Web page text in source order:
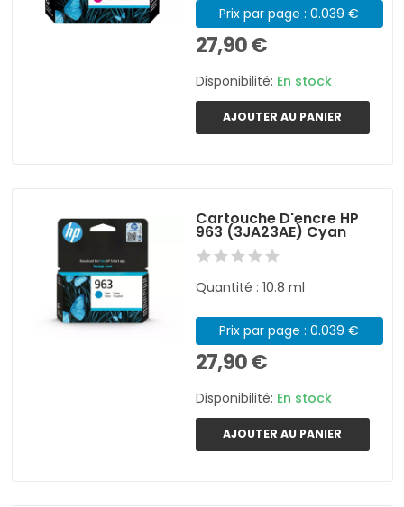
Prix par page : 0.039 €
27,90 €
Disponibilité: En stock
AJOUTER AU PANIER
Cartouche D'encre HP
963 (3JA23AE) Cyan
Quantité : 10.8 ml
Prix par page : 0.039 €
27,90 €
Disponibilité: En stock
AJOUTER AU PANIER